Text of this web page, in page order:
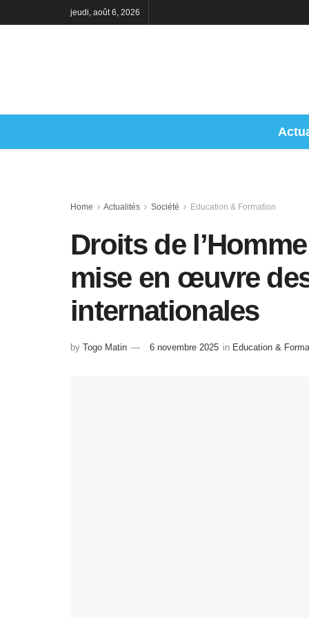
jeudi, août 6, 2026
Home Actualités Société Education & Formation
Droits de
mise en œuvre
internationales
by Togo Matin 6 novembre 2025 in Education &